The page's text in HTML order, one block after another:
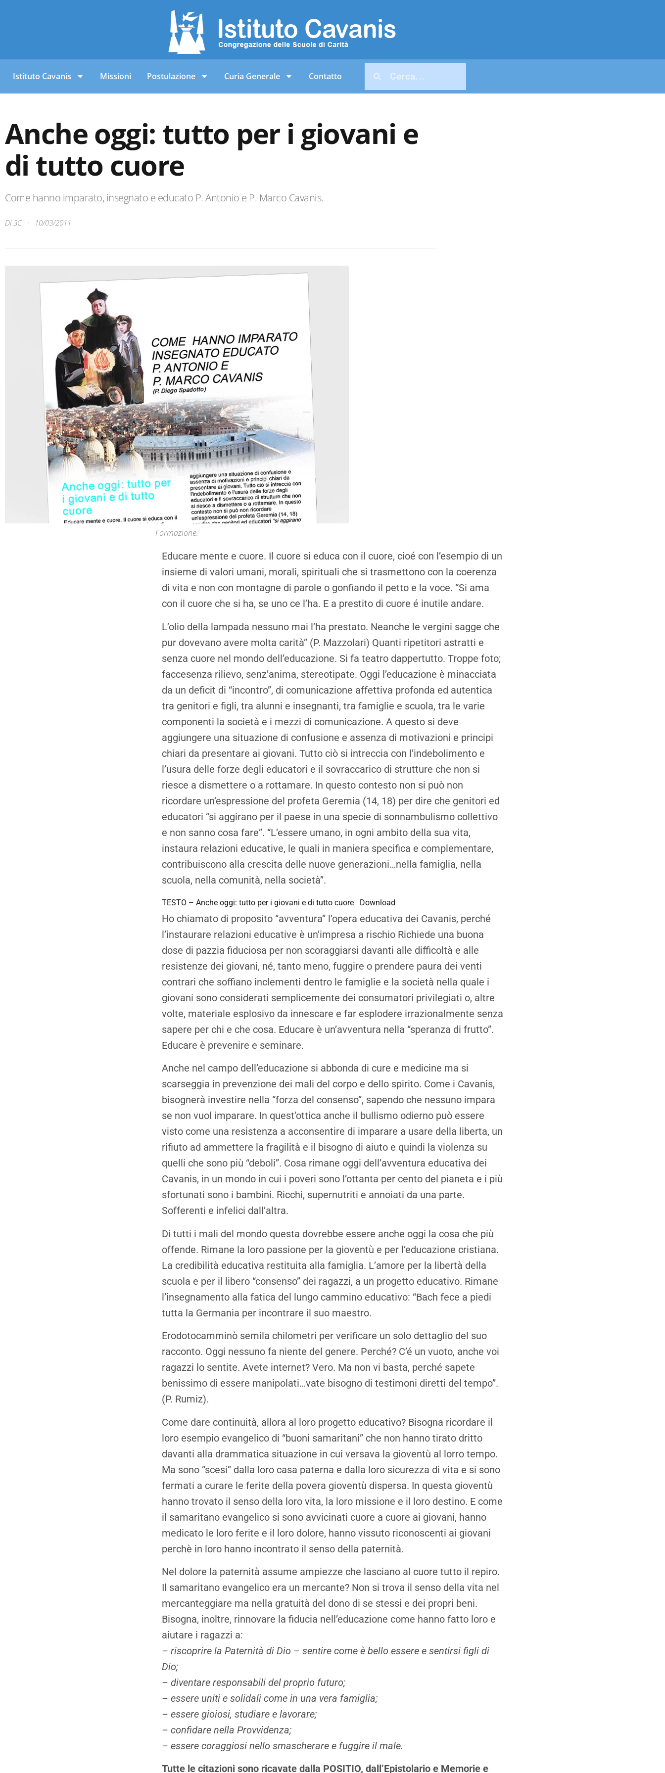
Istituto Cavanis Missioni Postulazione Curia Generale Contatto
Anche oggi: tutto per i giovani e
di tutto cuore
Come hanno imparato, insegnato e educato P. Antonio e P. Marco Cavanis.
Di3C 10/03/2011
Formazione.
Educare mente e cuore. Il cuore si educa con il cuore, cioé con l’esempio di un
insieme di valori umani, morali, spirituali che si trasmettono con la coerenza
di vita e non con montagne di parole o gonfiando il petto e la voce. “Si ama
con il cuore che si ha, se uno ce l’ha. E a prestito di cuore é inutile andare.
L’olio della lampada nessuno mai l’ha prestato. Neanche le vergini sagge che
pur dovevano avere molta carità” (P. Mazzolari) Quanti ripetitori astratti e
senza cuore nel mondo dell’educazione. Si fa teatro dappertutto. Troppe foto;
faccesenza rilievo, senz’anima, stereotipate. Oggi l’educazione è minacciata
da un deficit di “incontro”, di comunicazione affettiva profonda ed autentica
tra genitori e figli, tra alunni e insegnanti, tra famiglie e scuola, tra le varie
componenti la società e i mezzi di comunicazione. A questo si deve
aggiungere una situazione di confusione e assenza di motivazioni e principi
chiari da presentare ai giovani. Tutto ciò si intreccia con l’indebolimento e
l’usura delle forze degli educatori e il sovraccarico di strutture che non si
riesce a dismettere o a rottamare. In questo contesto non si può non
ricordare un’espressione del profeta Geremia (14, 18) per dire che genitori ed
educatori “si aggirano per il paese in una specie di sonnambulismo collettivo
e non sanno cosa fare”. “L’essere umano, in ogni ambito della sua vita,
instaura relazioni educative, le quali in maniera specifica e complementare,
contribuiscono alla crescita delle nuove generazioni…nella famiglia, nella
scuola, nella comunità, nella società”.
TESTO – Anche oggi: tutto per i giovani e di tutto cuore Download
Ho chiamato di proposito “avventura” l’opera educativa dei Cavanis, perché
l’instaurare relazioni educative è un’impresa a rischio Richiede una buona
dose di pazzia fiduciosa per non scoraggiarsi davanti alle difficoltà e alle
resistenze dei giovani, né, tanto meno, fuggire o prendere paura dei venti
contrari che soffiano inclementi dentro le famiglie e la società nella quale i
giovani sono considerati semplicemente dei consumatori privilegiati o, altre
volte, materiale esplosivo da innescare e far esplodere irrazionalmente senza
sapere per chi e che cosa. Educare è un’avventura nella “speranza di frutto”.
Educare è prevenire e seminare.
Anche nel campo dell’educazione si abbonda di cure e medicine ma si
scarseggia in prevenzione dei mali del corpo e dello spirito. Come i Cavanis,
bisognerà investire nella “forza del consenso”, sapendo che nessuno impara
se non vuol imparare. In quest’ottica anche il bullismo odierno può essere
visto come una resistenza a acconsentire di imparare a usare della liberta, un
rifiuto ad ammettere la fragilità e il bisogno di aiuto e quindi la violenza su
quelli che sono più “deboli”. Cosa rimane oggi dell’avventura educativa dei
Cavanis, in un mondo in cui i poveri sono l’ottanta per cento del pianeta e i più
sfortunati sono i bambini. Ricchi, supernutriti e annoiati da una parte.
Sofferenti e infelici dall’altra.
Di tutti i mali del mondo questa dovrebbe essere anche oggi la cosa che più
offende. Rimane la loro passione per la gioventù e per l’educazione cristiana.
La credibilità educativa restituita alla famiglia. L’amore per la libertà della
scuola e per il libero “consenso” dei ragazzi, a un progetto educativo. Rimane
l’insegnamento alla fatica del lungo cammino educativo: “Bach fece a piedi
tutta la Germania per incontrare il suo maestro.
Erodotocamminò semila chilometri per verificare un solo dettaglio del suo
racconto. Oggi nessuno fa niente del genere. Perché? C’é un vuoto, anche voi
ragazzi lo sentite. Avete internet? Vero. Ma non vi basta, perché sapete
benissimo di essere manipolati…vate bisogno di testimoni diretti del tempo”.
(P. Rumiz).
Come dare continuità, allora al loro progetto educativo? Bisogna ricordare il
loro esempio evangelico di “buoni samaritani” che non hanno tirato dritto
davanti alla drammatica situazione in cui versava la gioventù al lorro tempo.
Ma sono “scesi” dalla loro casa paterna e dalla loro sicurezza di vita e si sono
fermati a curare le ferite della povera gioventù dispersa. In questa gioventù
hanno trovato il senso della loro vita, la loro missione e il loro destino. E come
il samaritano evangelico si sono avvicinati cuore a cuore ai giovani, hanno
medicato le loro ferite e il loro dolore, hanno vissuto riconoscenti ai giovani
perchè in loro hanno incontrato il senso della paternità.
Nel dolore la paternità assume ampiezze che lasciano al cuore tutto il repiro.
Il samaritano evangelico era un mercante? Non si trova il senso della vita nel
mercanteggiare ma nella gratuità del dono di se stessi e dei propri beni.
Bisogna, inoltre, rinnovare la fiducia nell’educazione come hanno fatto loro e
aiutare i ragazzi a:
– riscoprire la Paternità di Dio – sentire come è bello essere e sentirsi figli di
Dio;
– diventare responsabili del proprio futuro;
– essere uniti e solidali come in una vera famiglia;
– essere gioiosi, studiare e lavorare;
– confidare nella Provvidenza;
– essere coraggiosi nello smascherare e fuggire il male.
Tutte le citazioni sono ricavate dalla POSITIO, dall’Epistolario e Memorie e